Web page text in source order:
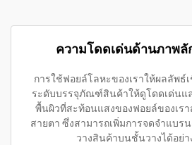
ความโดดเด่นด้านภาพ
การใช้ฟอยล์โลหะของเราให้ผลลัพธ์
ระดับบรรจุภัณฑ์สินค้าให้ดูโดดเด่นแ
พื้นผิวที่สะท้อนแสงของฟอยล์ของเรา
สายตา ซึ่งสามารถเพิ่มการจดจำแบร
วางสินค้าบนชั้นวางได้อย่